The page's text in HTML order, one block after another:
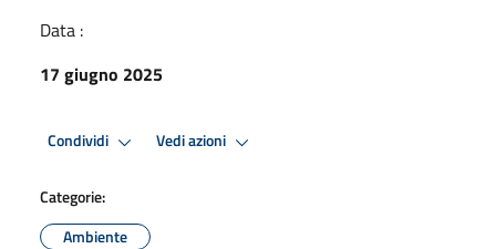
Data :
17 giugno 2025
Condividi Vedi azioni
Categorie:
Ambiente